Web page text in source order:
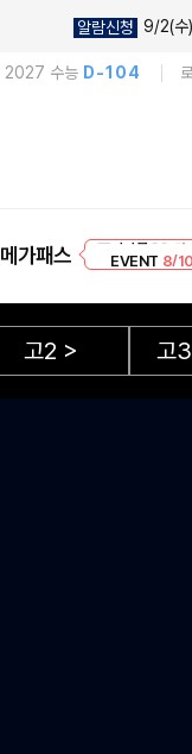
알람신청 9/2(수
2027 수능 D-104
메가패스
EVENT 8/
고2 > 고